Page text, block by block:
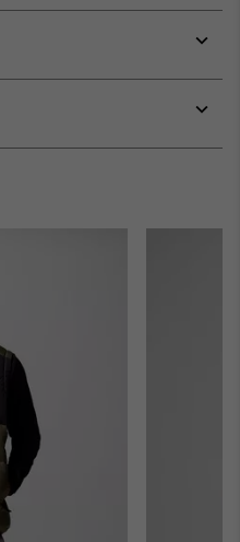
or
or
or